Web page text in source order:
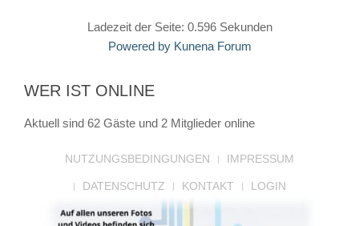
Ladezeit der Seite: 0.596 Sekunden
Powered by Kunena Forum
WER IST ONLINE
Aktuell sind 62 Gäste und 2 Mitglieder online
NUTZUNGSBEDINGUNGEN IMPRESSUM
DATENSCHUTZ KONTAKT LOGIN